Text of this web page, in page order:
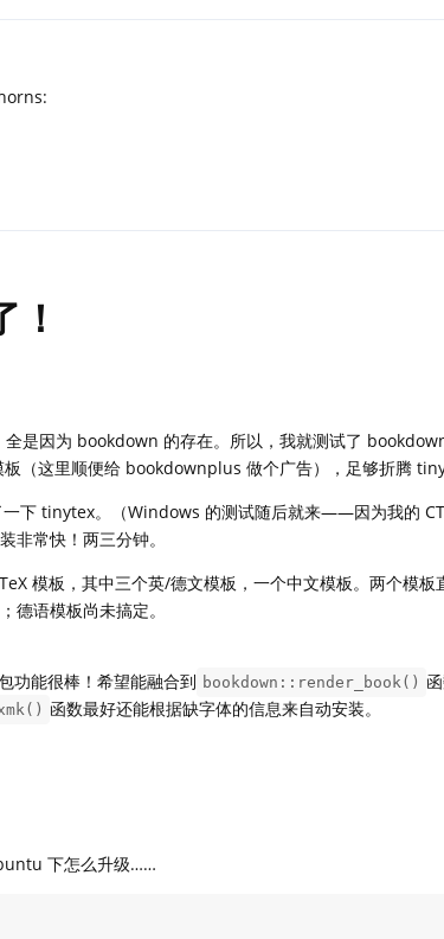
全是因为 bookdown 的存在。所以，我就测试了
（这里顺便给 bookdownplus 做个广告），足够折腾
下 tinytex。（Windows 的测试随后就来——因为我的
非常快！两三分钟。
模板，其中三个英/德文模板，一个中文模板。两个模板
德语模板尚未搞定。
功能很棒！希望能融合到 bookdown::render_book()
函数最好还能根据缺字体的信息来自动安装。
下怎么升级……